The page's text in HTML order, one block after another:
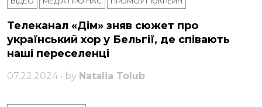
Телеканал «Дім» зняв сюжет про
український хор у Бельгії, де співають
наші переселенці
07.22.2024 • by Natalia Tolub